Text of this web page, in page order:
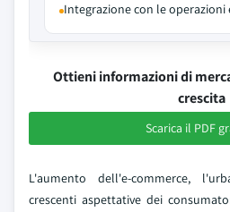
Integrazione con le
Ottieni informazioni di
crescita
Scarica il PDF
L'aumento dell'e-commerce,
crescenti aspettative dei